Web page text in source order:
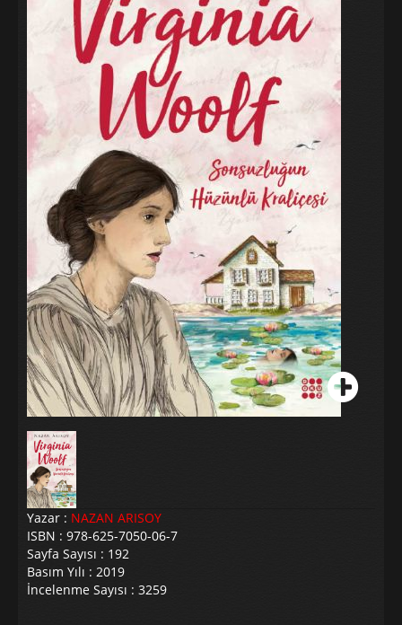
Yazar : NAZAN ARISOY
ISBN : 978-625-7050-06-7
Sayfa Sayısı : 192
Basım Yılı : 2019
İncelenme Sayısı : 3259